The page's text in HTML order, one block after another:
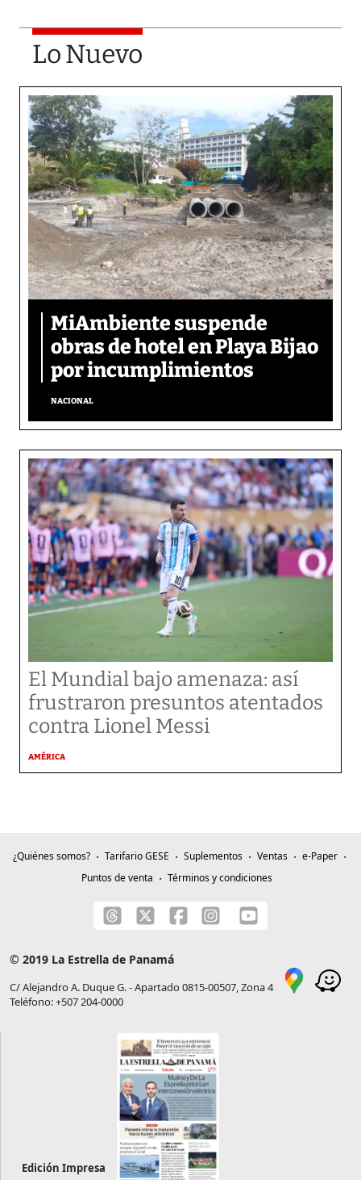
Lo Nuevo
MiAmbiente suspende
obras de hotel en Playa Bijao
por incumplimientos
NACIONAL
El Mundial bajo amenaza: así
frustraron presuntos atentados
contra Lionel Messi
AMÉRICA
¿Quiénes somos? Tarifario GESE Suplementos Ventas
e-Paper
Puntos de venta
Términos y condiciones
© 2019 La Estrella de Panamá
C/ Alejandro A. Duque G. - Apartado 0815-00507, Zona 4
Teléfono: +507 204-0000
Edición Impresa